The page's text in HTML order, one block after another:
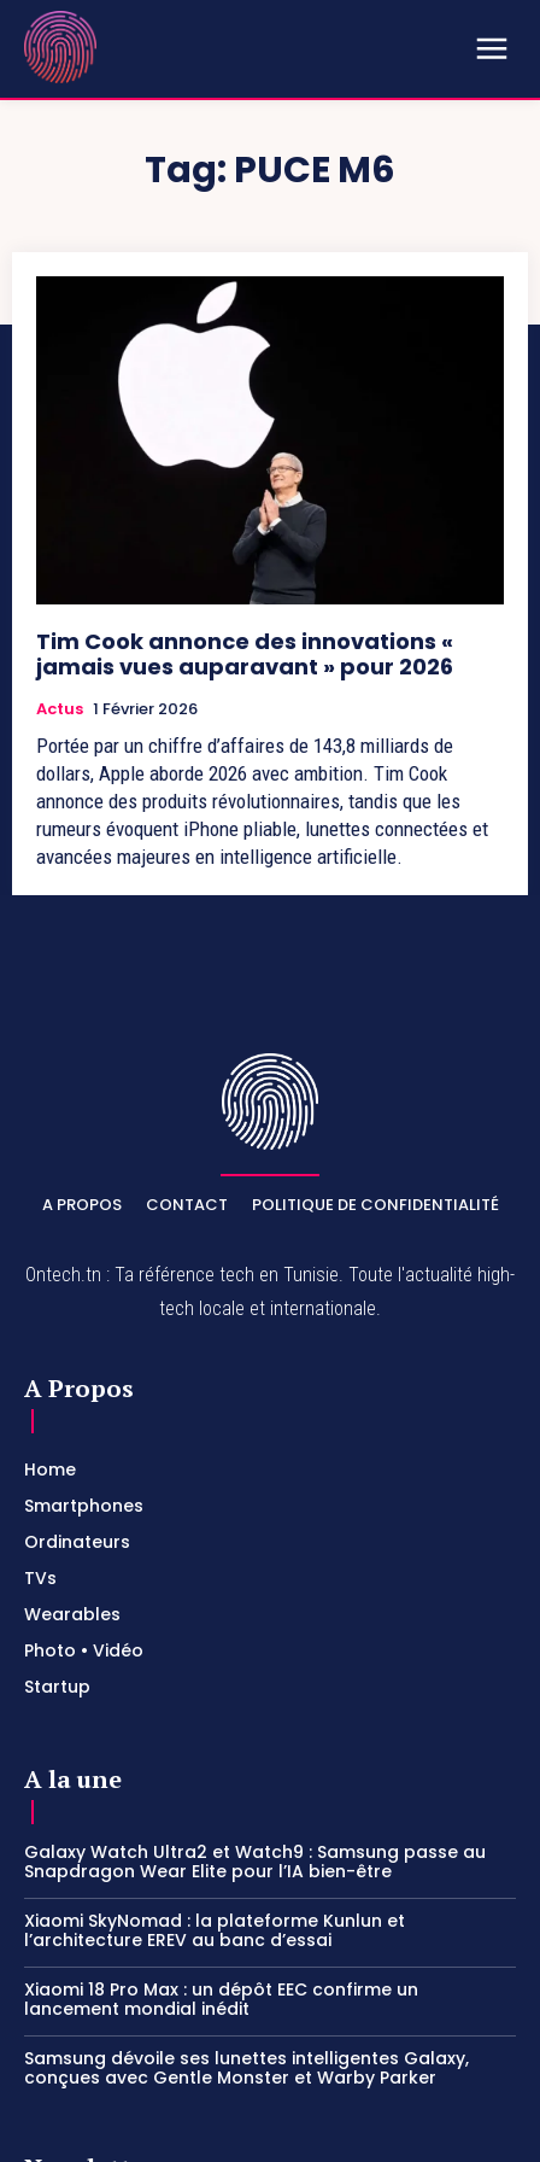
Tag: PUCE M6
Tim Cook annonce des innovations «
jamais vues auparavant » pour 2026
Actus 1 Février 2026
Portée par un chiffre d’affaires de 143,8 milliards de
dollars, Apple aborde 2026 avec ambition. Tim Cook
annonce des produits révolutionnaires, tandis que les
rumeurs évoquent iPhone pliable, lunettes connectées et
avancées majeures en intelligence artificielle.
A PROPOS CONTACT POLITIQUE DE CONFIDENTIALITÉ
Ontech.tn : Ta référence tech en Tunisie. Toute l'actualité high-
tech locale et internationale.
A Propos
Home
Smartphones
Ordinateurs
TVs
Wearables
Photo • Vidéo
Startup
A la une
Galaxy Watch Ultra2 et Watch9 : Samsung passe au
Snapdragon Wear Elite pour l’IA bien-être
Xiaomi SkyNomad : la plateforme Kunlun et
l’architecture EREV au banc d’essai
Xiaomi 18 Pro Max : un dépôt EEC confirme un
lancement mondial inédit
Samsung dévoile ses lunettes intelligentes Galaxy,
conçues avec Gentle Monster et Warby Parker